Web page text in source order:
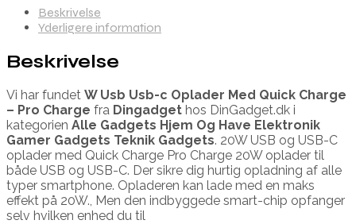
Beskrivelse
Yderligere information
Beskrivelse
Vi har fundet W Usb Usb-c Oplader Med Quick Charge
– Pro Charge fra Dingadget hos DinGadget.dk i
kategorien Alle Gadgets Hjem Og Have Elektronik
Gamer Gadgets Teknik Gadgets. 20W USB og USB-C
oplader med Quick Charge Pro Charge 20W oplader til
både USB og USB-C. Der sikre dig hurtig opladning af alle
typer smartphone. Opladeren kan lade med en maks
effekt på 20W., Men den indbyggede smart-chip opfanger
selv hvilken enhed du til